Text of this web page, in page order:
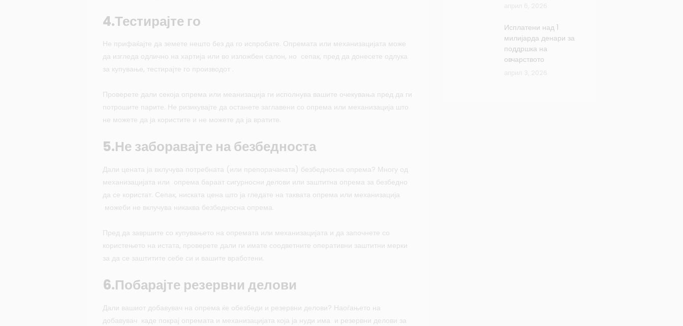
4.Тестирајте го
Не прифаќајте да земете нешто без да го испробате. Опремата или механизацијата може
да изгледа одлично на хартија или во изложбен салон, но сепак, пред да донесете одлука
за купување, тестирајте го производот .
Проверете дали секоја опрема или меанизација ги исполнува вашите очекувања пред да ги
потрошите парите. Не ризикувајте да останете заглавени со опрема или механизација што
не можете да ја користите и не можете да ја вратите.
5.Не заборавајте на безбедноста
Дали цената ја вклучува потребната (или препорачаната) безбедносна опрема? Многу од
механизацијата или опрема бараат сигурносни делови или заштитна опрема за безбедно
да се користат. Сепак, ниската цена што ја гледате на таквата опрема или механизација
можеби не вклучува никаква безбедносна опрема.
Пред да завршите со купувањето на опремата или механизацијата и да започнете со
користењето на истата, проверете дали ги имате соодветните оперативни заштитни мерки
за да се заштитите себе си и вашите вработени.
6.Побарајте резервни делови
Дали вашиот добавувач на опрема ќе обезбеди и резервни делови? Наоѓањето на
добавувач каде покрај опремата и механизацијата која ја нуди има и резервни делови за
Исплатени над 1
милијарда денари за
поддршка на
овчарството